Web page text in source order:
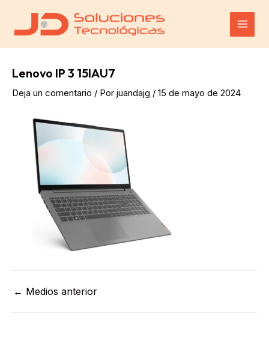
contenido
Main
Lenovo IP 3 15IAU7
Deja un comentario / Por juandajg / 15 de mayo de 2024
Post
← Medios anterior